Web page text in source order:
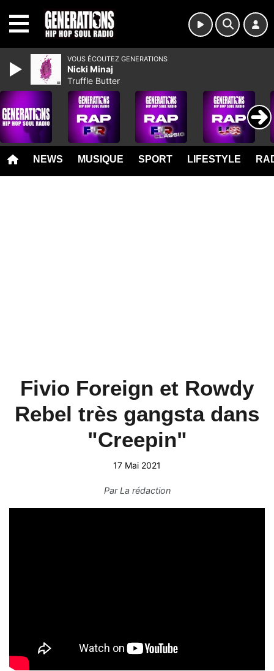
NEWS MUSIQUE SPORT LIFESTYLE
Fivio Foreign et Rowdy
Rebel très gangsta dans
"Creepin"
17 Mai 2021
ParLa rédaction
VOUS ÉCOUTEZ GENERATIONS
Nicki Minaj
Truffle Butter